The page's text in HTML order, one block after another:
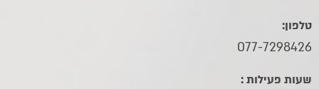
טלפון:
077-7298426
שעות פעילות :